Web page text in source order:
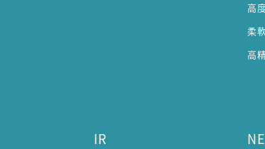
高
柔
高
IR